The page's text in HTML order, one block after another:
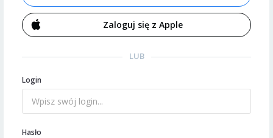
Zaloguj się z Apple
LUB
Login
Hasło